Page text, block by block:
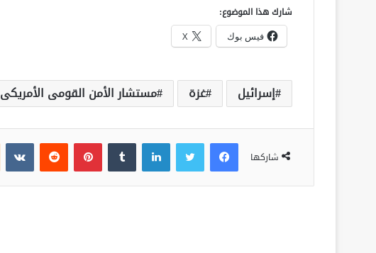
شارك هذا الموضوع:
فيس بوك X
إسرائيل غزة مستشار الأمن القومى الأمريكى
شاركها
فيسبوك لينكدإن بينتيريست